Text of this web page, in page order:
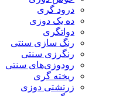
درود گری
ده یک دوزی
دواتگری
رنگ سازی سنتی
رنگرزی سنتی
رودوزی‌های سنتی
ریخته گری
زرتشتی دوزی